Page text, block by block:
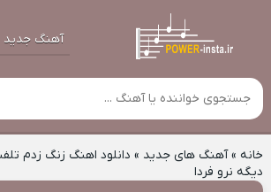
آهنگ جدید
خانه»آهنگ های جدید » دانلود اهنگ زنگ زدم
دیگه نرو فردا